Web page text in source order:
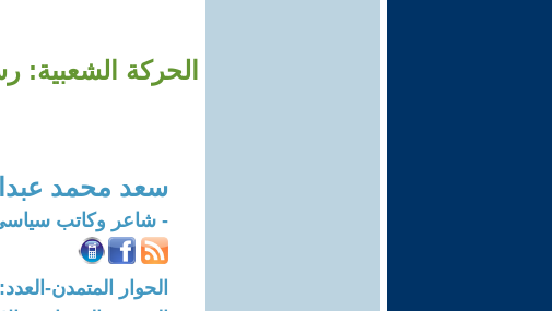
الحركة الشعبية:
سعد محمد
- شاعر وكاتب
الحوار المتمدن-العدد: 8273 - 2025 / 3 / 6 - 18:53